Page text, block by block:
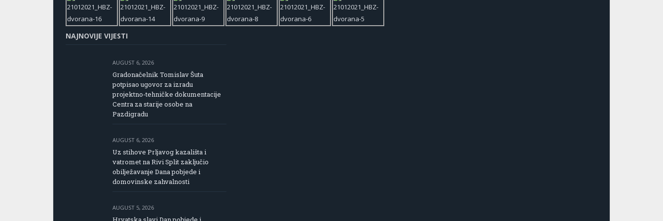
NAJNOVIJE VIJESTI
AUGUST 6, 2026
Gradonačelnik Tomislav Šuta
potpisao ugovor za izradu
projektno-tehničke dokumentacije
Centra za starije osobe na
Pazdigradu
AUGUST 6, 2026
Uz stihove Prljavog kazališta i
vatromet na Rivi Split zaključio
obilježavanje Dana pobjede i
domovinske zahvalnosti
AUGUST 5, 2026